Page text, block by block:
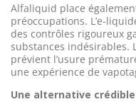
Alfaliquid place
préoccupations. L’e-
des contrôles rigoureux
substances indésirables.
prévient l’usure
une expérience de
Une alternative